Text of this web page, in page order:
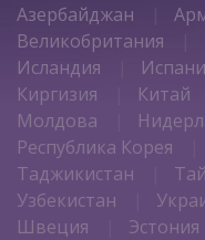
Азербайджан
Великобритания
Исландия
Киргизия
Китай
Молдова
Республика Корея
Таджикистан
Узбекистан
Швеция
Эстония